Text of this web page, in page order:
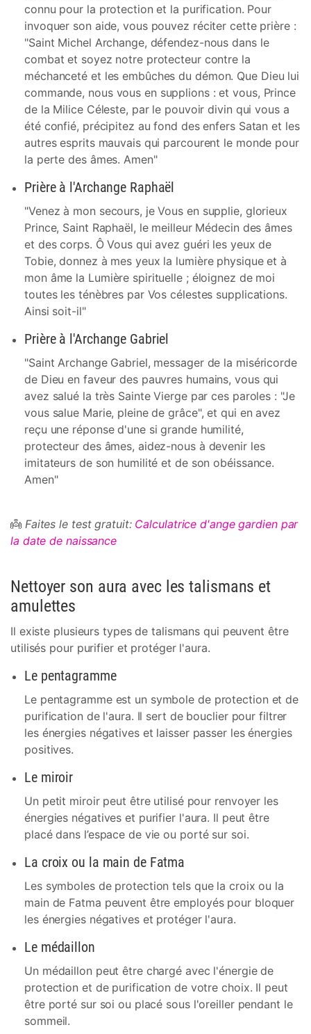
connu pour la protection et la purification. Pour
invoquer son aide, vous pouvez réciter cette prière :
"Saint Michel Archange, défendez-nous dans le
combat et soyez notre protecteur contre la
méchanceté et les embûches du démon. Que Dieu lui
commande, nous vous en supplions : et vous, Prince
de la Milice Céleste, par le pouvoir divin qui vous a
été confié, précipitez au fond des enfers Satan et les
autres esprits mauvais qui parcourent le monde pour
la perte des âmes. Amen"
Prière à l'Archange Raphaël
"Venez à mon secours, je Vous en supplie, glorieux
Prince, Saint Raphaël, le meilleur Médecin des âmes
et des corps. Ô Vous qui avez guéri les yeux de
Tobie, donnez à mes yeux la lumière physique et à
mon âme la Lumière spirituelle ; éloignez de moi
toutes les ténèbres par Vos célestes supplications.
Ainsi soit-il"
Prière à l'Archange Gabriel
"Saint Archange Gabriel, messager de la miséricorde
de Dieu en faveur des pauvres humains, vous qui
avez salué la très Sainte Vierge par ces paroles : "Je
vous salue Marie, pleine de grâce", et qui en avez
reçu une réponse d'une si grande humilité,
protecteur des âmes, aidez-nous à devenir les
imitateurs de son humilité et de son obéissance.
Amen"
👼 Faites le test gratuit: Calculatrice d'ange gardien par
la date de naissance
Nettoyer son aura avec les talismans et
amulettes
Il existe plusieurs types de talismans qui peuvent être
utilisés pour purifier et protéger l'aura.
Le pentagramme
Le pentagramme est un symbole de protection et de
purification de l'aura. Il sert de bouclier pour filtrer
les énergies négatives et laisser passer les énergies
positives.
Le miroir
Un petit miroir peut être utilisé pour renvoyer les
énergies négatives et purifier l'aura. Il peut être
placé dans l’espace de vie ou porté sur soi.
La croix ou la main de Fatma
Les symboles de protection tels que la croix ou la
main de Fatma peuvent être employés pour bloquer
les énergies négatives et protéger l'aura.
Le médaillon
Un médaillon peut être chargé avec l'énergie de
protection et de purification de votre choix. Il peut
être porté sur soi ou placé sous l'oreiller pendant le
sommeil.